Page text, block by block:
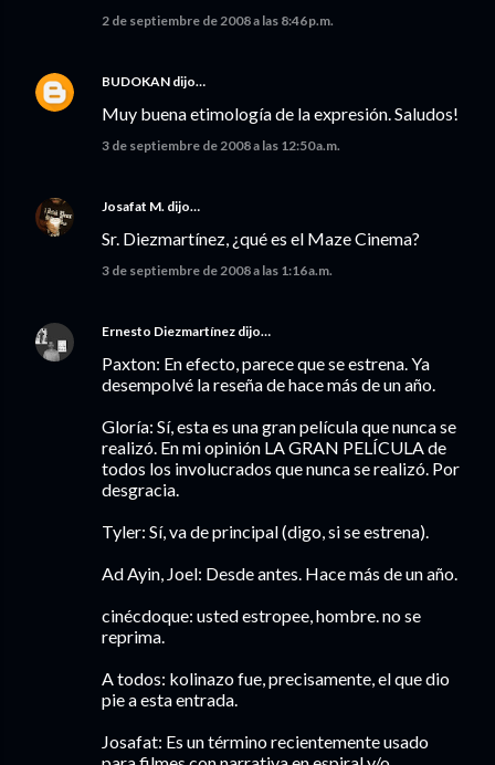
2 de septiembre de 2008 a las 8:46 p.m.
BUDOKAN dijo…
Muy buena etimología de la expresión. Saludos!
3 de septiembre de 2008 a las 12:50 a.m.
Josafat M. dijo…
Sr. Diezmartínez, ¿qué es el Maze Cinema?
3 de septiembre de 2008 a las 1:16 a.m.
Ernesto Diezmartínez dijo…
Paxton: En efecto, parece que se estrena. Ya
desempolvé la reseña de hace más de un año.
Gloría: Sí, esta es una gran película que nunca se
realizó. En mi opinión LA GRAN PELÍCULA de
todos los involucrados que nunca se realizó. Por
desgracia.
Tyler: Sí, va de principal (digo, si se estrena).
Ad Ayin, Joel: Desde antes. Hace más de un año.
cinécdoque: usted estropee, hombre. no se
reprima.
A todos: kolinazo fue, precisamente, el que dio
pie a esta entrada.
Josafat: Es un término recientemente usado